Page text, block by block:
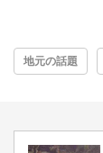
地元の話題